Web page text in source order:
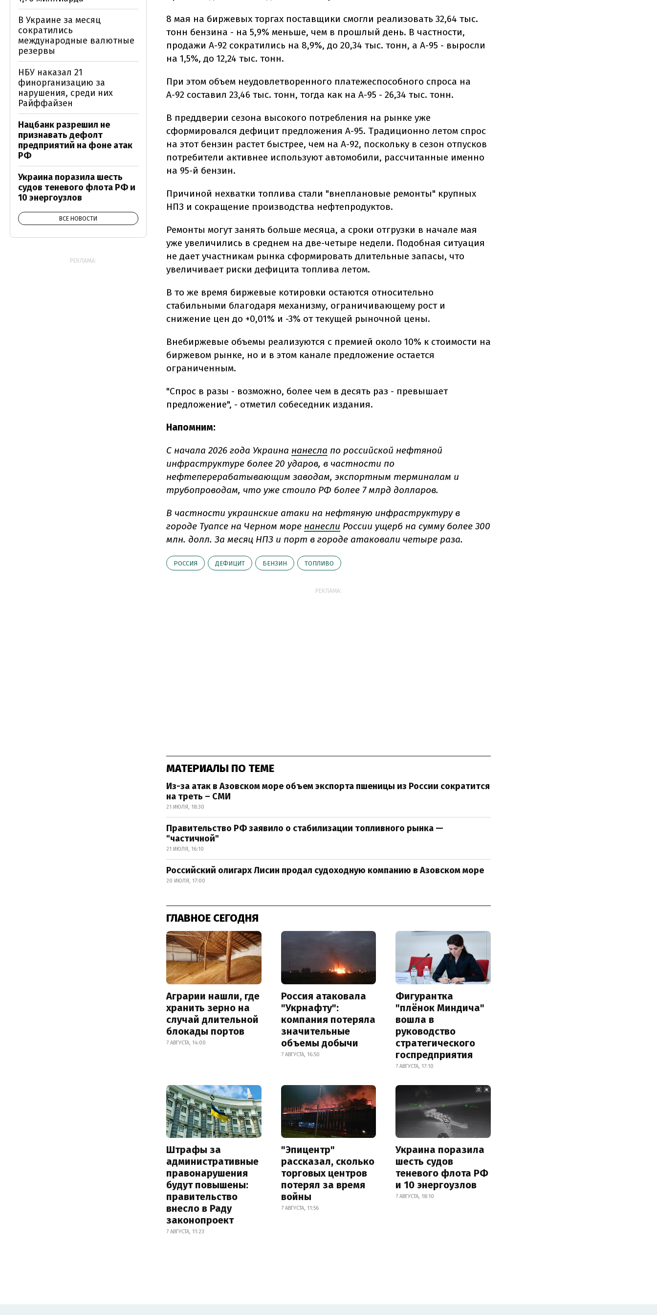
8 мая на биржевых торгах поставщики смогли реализовать 32,64 тыс.
тонн бензина - на 5,9% меньше, чем в прошлый день. В частности,
продажи А-92 сократились на 8,9%, до 20,34 тыс. тонн, а А-95 - выросли
на 1,5%, до 12,24 тыс. тонн.
При этом объем неудовлетворенного платежеспособного спроса на
А-92 составил 23,46 тыс. тонн, тогда как на А-95 - 26,34 тыс. тонн.
В преддверии сезона высокого потребления на рынке уже
сформировался дефицит предложения А-95. Традиционно летом спрос
на этот бензин растет быстрее, чем на А-92, поскольку в сезон отпусков
потребители активнее используют автомобили, рассчитанные именно
на 95-й бензин.
Причиной нехватки топлива стали "внеплановые ремонты" крупных
НПЗ и сокращение производства нефтепродуктов.
Ремонты могут занять больше месяца, а сроки отгрузки в начале мая
уже увеличились в среднем на две-четыре недели. Подобная ситуация
не дает участникам рынка сформировать длительные запасы, что
увеличивает риски дефицита топлива летом.
В то же время биржевые котировки остаются относительно
стабильными благодаря механизму, ограничивающему рост и
снижение цен до +0,01% и -3% от текущей рыночной цены.
Внебиржевые объемы реализуются с премией около 10% к стоимости на
биржевом рынке, но и в этом канале предложение остается
ограниченным.
"Спрос в разы - возможно, более чем в десять раз - превышает
предложение", - отметил собеседник издания.
Напомним:
С начала 2026 года Украина нанесла по российской нефтяной
инфраструктуре более 20 ударов, в частности по
нефтеперерабатывающим заводам, экспортным терминалам и
трубопроводам, что уже стоило РФ более 7 млрд долларов.
В частности украинские атаки на нефтяную инфраструктуру в
городе Туапсе на Черном море нанесли России ущерб на сумму более 300
млн. долл. За месяц НПЗ и порт в городе атаковали четыре раза.
РОССИЯ ДЕФИЦИТ БЕНЗИН ТОПЛИВО
РЕКЛАМА:
МАТЕРИАЛЫ ПО ТЕМЕ
Из-за атак в Азовском море объем экспорта пшеницы из России сократится
на треть – СМИ
21 ИЮЛЯ, 18:30
Правительство РФ заявило о стабилизации топливного рынка —
"частичной"
21 ИЮЛЯ, 16:10
Российский олигарх Лисин продал судоходную компанию в Азовском море
20 ИЮЛЯ, 17:00
ГЛАВНОЕ СЕГОДНЯ
Аграрии нашли, где
хранить зерно на
случай длительной
блокады портов
7 АВГУСТА, 14:00
Россия атаковала
"Укрнафту":
компания потеряла
значительные
объемы добычи
7 АВГУСТА, 16:50
Фигурантка
"плёнок Миндича"
вошла в
руководство
стратегического
госпредприятия
7 АВГУСТА, 17:10
Штрафы за
административные
правонарушения
будут повышены:
правительство
внесло в Раду
законопроект
7 АВГУСТА, 11:23
"Эпицентр"
рассказал, сколько
торговых центров
потерял за время
войны
7 АВГУСТА, 11:56
Украина поразила
шесть судов
теневого флота РФ
и 10 энергоузлов
7 АВГУСТА, 18:10
В Украине за месяц
сократились
международные валютные
резервы
НБУ наказал 21
финорганизацию за
нарушения, среди них
Райффайзен
Нацбанк разрешил не
признавать дефолт
предприятий на фоне атак
РФ
Украина поразила шесть
судов теневого флота РФ и
10 энергоузлов
ВСЕ НОВОСТИ
РЕКЛАМА: